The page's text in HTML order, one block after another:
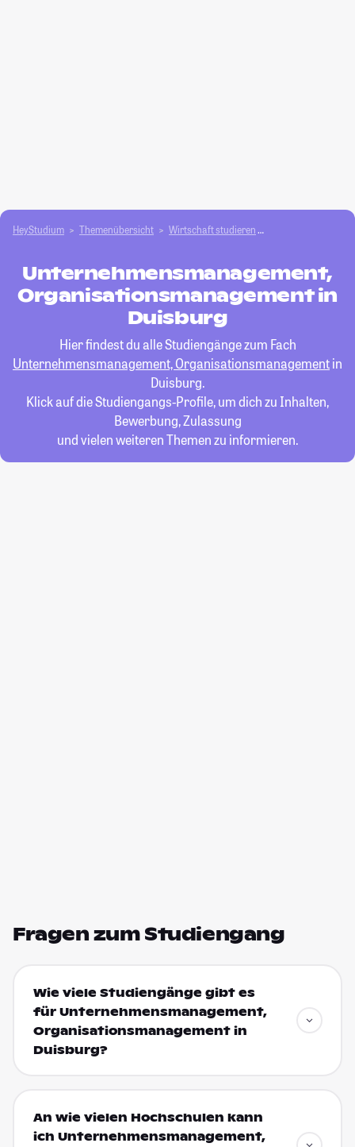
HeyStudium Themenübersicht Wirtschaft studieren
Unternehmensmanagement,
Organisationsmanagement in
Duisburg
Hier findest du alle Studiengänge zum Fach
Unternehmensmanagement, Organisationsmanagementin
Duisburg.
Klick auf die Studiengangs-Profile, um dich zu Inhalten,
Bewerbung, Zulassung
und vielen weiteren Themen zu informieren.
Fragen zum Studiengang
Wie viele Studiengänge gibt es
für Unternehmensmanagement,
Organisationsmanagement in
Duisburg?
An wie vielen Hochschulen kann
ich Unternehmensmanagement,